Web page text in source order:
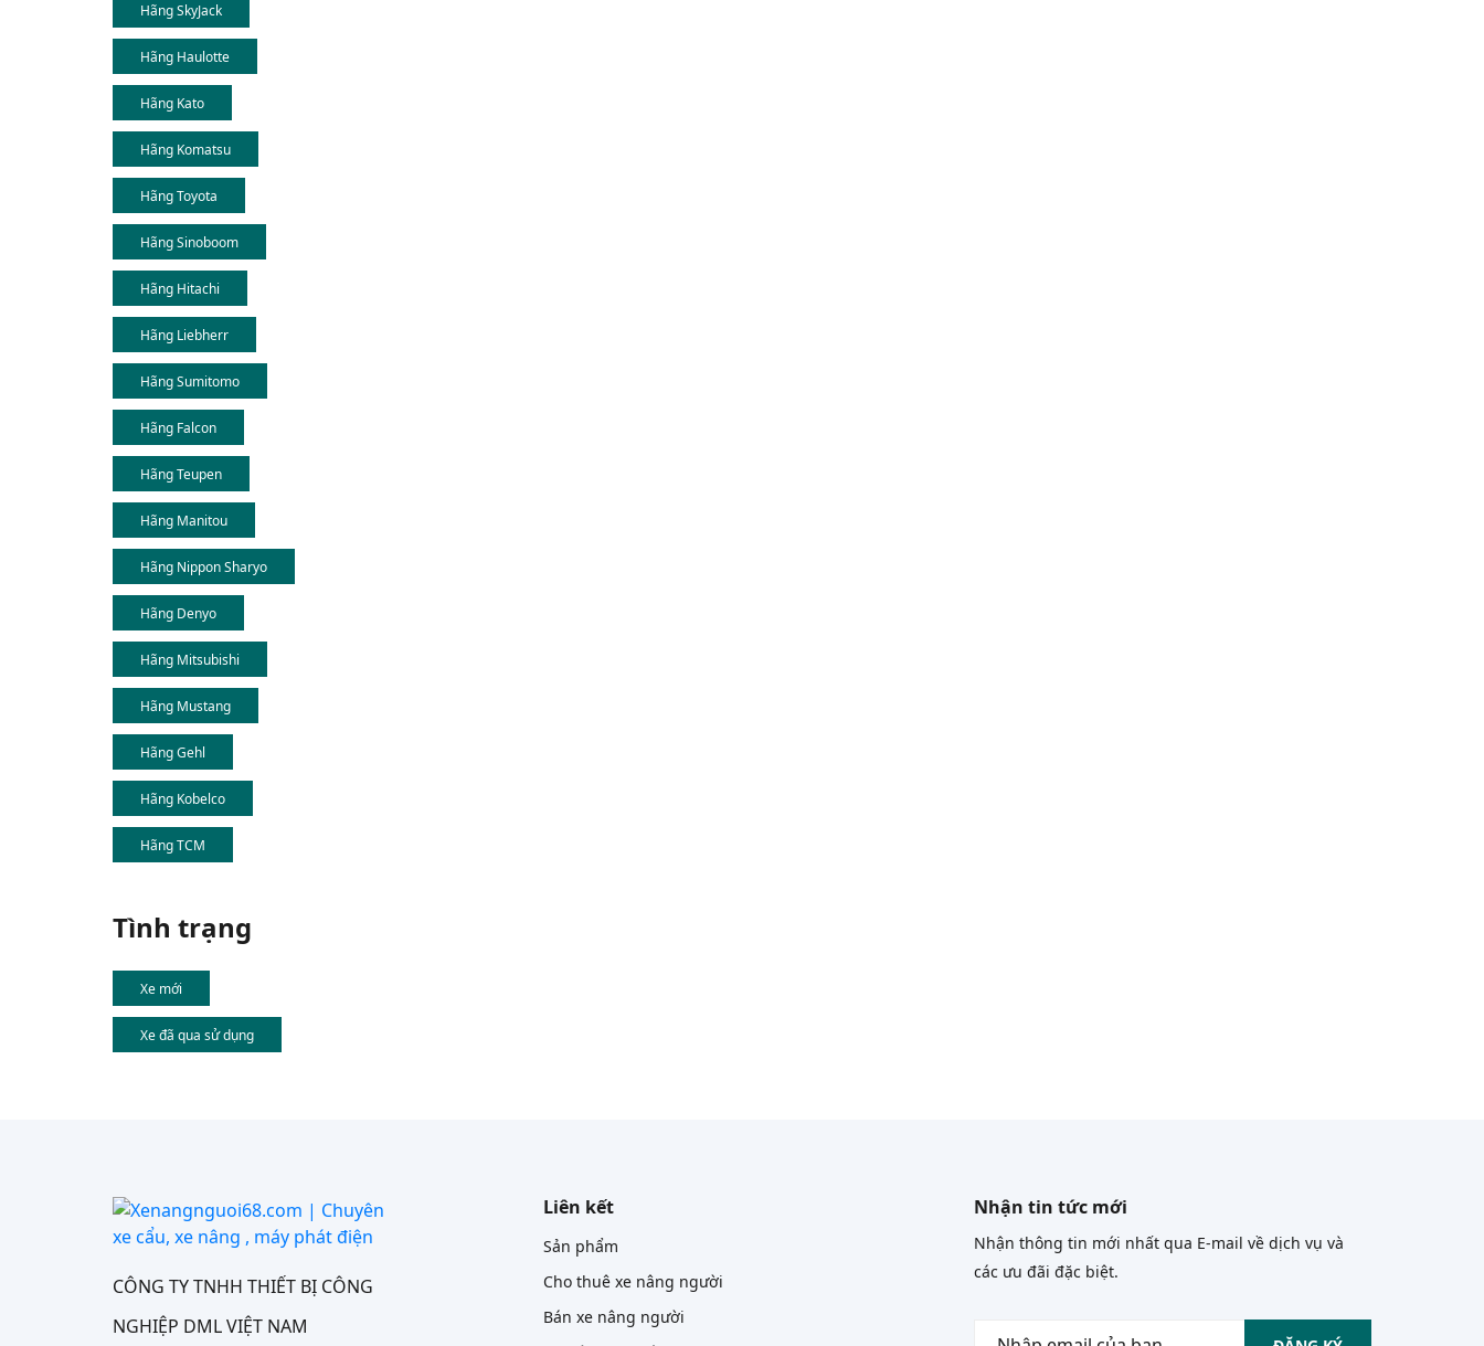
Hãng SkyJack
Hãng Haulotte
Hãng Kato
Hãng Komatsu
Hãng Toyota
Hãng Sinoboom
Hãng Hitachi
Hãng Liebherr
Hãng Sumitomo
Hãng Falcon
Hãng Teupen
Hãng Manitou
Hãng Nippon Sharyo
Hãng Denyo
Hãng Mitsubishi
Hãng Mustang
Hãng Gehl
Hãng Kobelco
Hãng TCM
Tình trạng
Xe mới
Xe đã qua sử dụng
CÔNG TY TNHH THIẾT BỊ CÔNG
NGHIỆP DML VIỆT NAM
Liên kết
Sản phẩm
Cho thuê xe nâng người
Bán xe nâng người
Nhận tin tức mới
Nhận thông tin mới nhất qua E-mail về dịch vụ và
các ưu đãi đặc biệt.